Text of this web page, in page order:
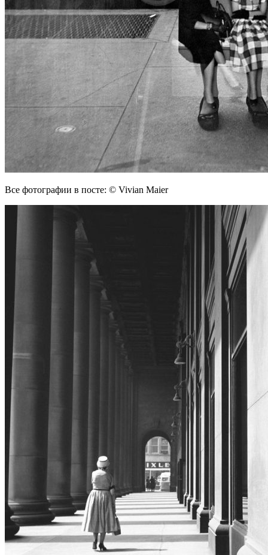
Все фотографии в посте: © Vivian Maier